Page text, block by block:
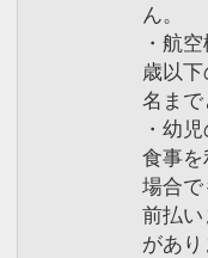
ん。
・航
歳以
名まで
・幼
食事
場合
前払
があり